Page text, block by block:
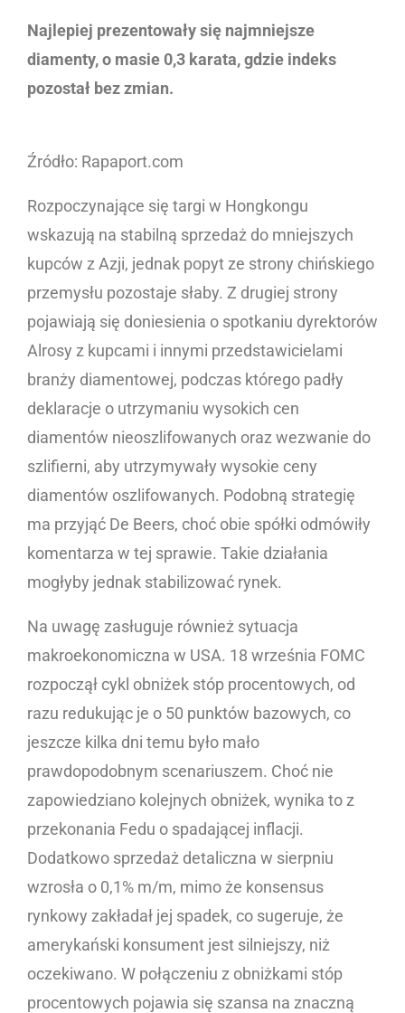
Najlepiej prezentowały się najmniejsze
diamenty, o masie 0,3 karata, gdzie indeks
pozostał bez zmian.
Źródło: Rapaport.com
Rozpoczynające się targi w Hongkongu
wskazują na stabilną sprzedaż do mniejszych
kupców z Azji, jednak popyt ze strony chińskiego
przemysłu pozostaje słaby. Z drugiej strony
pojawiają się doniesienia o spotkaniu dyrektorów
Alrosy z kupcami i innymi przedstawicielami
branży diamentowej, podczas którego padły
deklaracje o utrzymaniu wysokich cen
diamentów nieoszlifowanych oraz wezwanie do
szlifierni, aby utrzymywały wysokie ceny
diamentów oszlifowanych. Podobną strategię
ma przyjąć De Beers, choć obie spółki odmówiły
komentarza w tej sprawie. Takie działania
mogłyby jednak stabilizować rynek.
Na uwagę zasługuje również sytuacja
makroekonomiczna w USA. 18 września FOMC
rozpoczął cykl obniżek stóp procentowych, od
razu redukując je o 50 punktów bazowych, co
jeszcze kilka dni temu było mało
prawdopodobnym scenariuszem. Choć nie
zapowiedziano kolejnych obniżek, wynika to z
przekonania Fedu o spadającej inflacji.
Dodatkowo sprzedaż detaliczna w sierpniu
wzrosła o 0,1% m/m, mimo że konsensus
rynkowy zakładał jej spadek, co sugeruje, że
amerykański konsument jest silniejszy, niż
oczekiwano. W połączeniu z obniżkami stóp
procentowych pojawia się szansa na znaczną